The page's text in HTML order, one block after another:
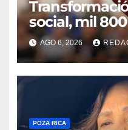
social, mil
siete
Apoyo a la
Nahle
AGO 6, 2026
POZA RICA